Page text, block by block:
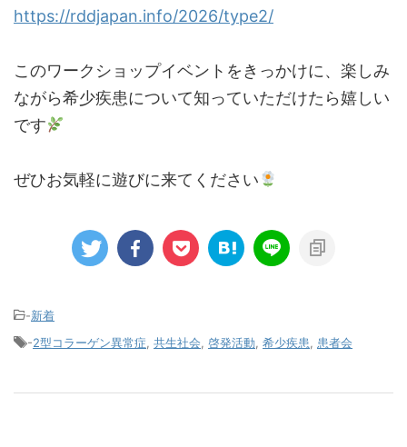
https://rddjapan.info/2026/type2/
このワークショップイベントをきっかけに、楽しみ
ながら希少疾患について知っていただけたら嬉しい
です
ぜひお気軽に遊びに来てください
-新着
-2型コラーゲン異常症 共生社会 啓発活動 希少疾患 患者会